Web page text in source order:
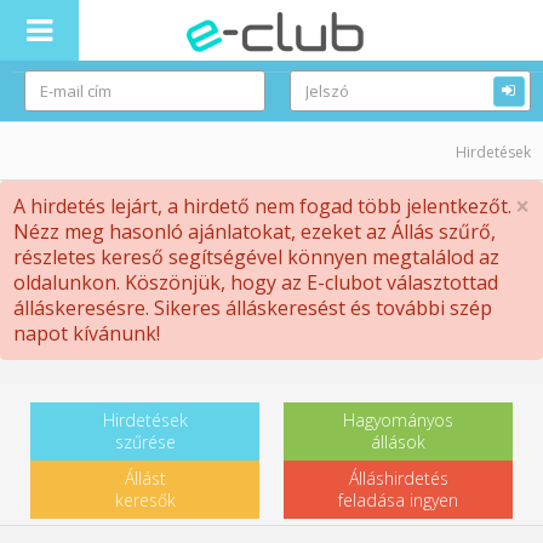
Hirdetések
×
A hirdetés lejárt, a hirdető nem fogad több jelentkezőt.
Nézz meg hasonló ajánlatokat, ezeket az Állás szűrő,
részletes kereső segítségével könnyen megtalálod az
oldalunkon. Köszönjük, hogy az E-clubot választottad
álláskeresésre. Sikeres álláskeresést és további szép
napot kívánunk!
Hirdetések
szűrése
Hagyományos
állások
Állást
keresők
Álláshirdetés
feladása ingyen